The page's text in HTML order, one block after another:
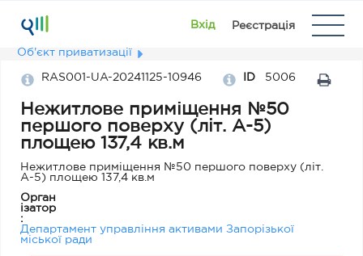
Вхід Реєстрація
Об'єкт приватизації
RAS001-UA-20241125-10946 ID 5006
Нежитлове приміщення №50
першого поверху (літ. А-5)
площею 137,4 кв.м
Нежитлове приміщення №50 першого поверху (літ.
А-5) площею 137,4 кв.м
Орган
ізатор
:
Департамент управління активами Запорізької
міської ради